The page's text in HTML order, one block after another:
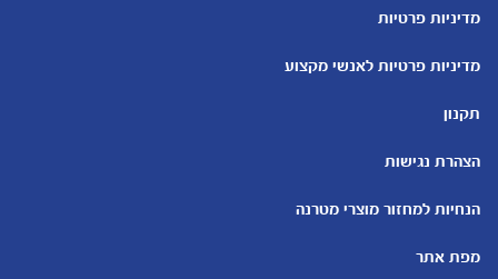
מחשבון שמות
מחשבון צבע עיניים
מדיניות פרטיות
מדיניות פרטיות לאנשי מקצוע
תקנון
הצהרת נגישות
הנחיות למחזור מוצרי מטרנה
מפת אתר